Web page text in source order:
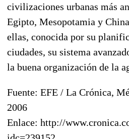
civilizaciones urbanas más
Egipto, Mesopotamia y
ellas, conocida por su
ciudades, su sistema
la buena organización de la
Fuente: EFE / La Crónica,
2006
Enlace: http://